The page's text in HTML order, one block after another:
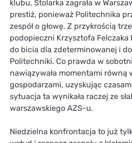
klubu, Stolarka zagrała w
prestiż, ponieważ Politechnika
zespół o głowę. Z przykrością
podopieczni Krzysztofa
do bicia dla zdeterminowanej i
Politechniki. Co prawda w
nawiązywała momentami równą
gospodarzami, uzyskując
sytuacja ta wynikała raczej ze
warszawskiego AZS-u.
Niedzielna konfrontacja to już